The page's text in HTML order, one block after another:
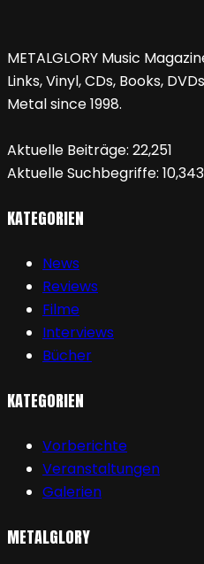
METALGLORY Music
Links, Vinyl, CDs, Books,
Metal since 1998.
Aktuelle Beiträge: 22,251
Aktuelle Suchbegriffe: 10,343
KATEGORIEN
News
Reviews
Filme
Interviews
Bücher
KATEGORIEN
Vorberichte
Veranstaltungen
Galerien
METALGLORY